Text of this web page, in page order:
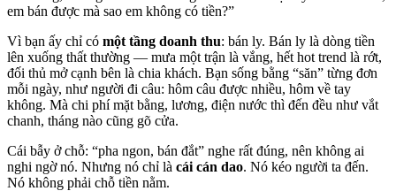
em bán được mà sao em không có tiền?”
Vì bạn ấy chỉ có một tầng doanh thu: bán ly. Bán ly là dòng tiền
lên xuống thất thường — mưa một trận là vắng, hết hot trend là rớt,
đối thủ mở cạnh bên là chia khách. Bạn sống bằng “săn” từng đơn
mỗi ngày, như người đi câu: hôm câu được nhiều, hôm về tay
không. Mà chi phí mặt bằng, lương, điện nước thì đến đều như vắt
chanh, tháng nào cũng gõ cửa.
Cái bẫy ở chỗ: “pha ngon, bán đắt” nghe rất đúng, nên không ai
nghi ngờ nó. Nhưng nó chỉ là cái cán dao. Nó kéo người ta đến.
Nó không phải chỗ tiền nằm.